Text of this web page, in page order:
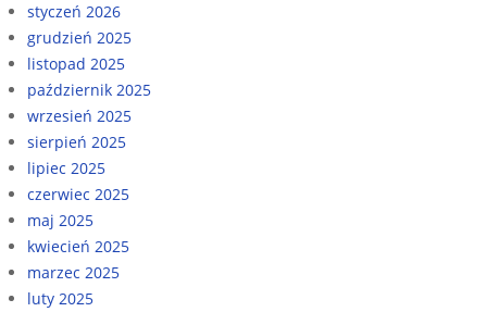
styczeń 2026
grudzień 2025
listopad 2025
październik 2025
wrzesień 2025
sierpień 2025
lipiec 2025
czerwiec 2025
maj 2025
kwiecień 2025
marzec 2025
luty 2025